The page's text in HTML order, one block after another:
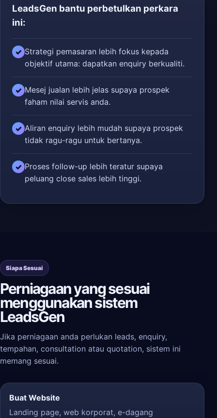
LeadsGen bantu perbetulkan perkara
ini:
✓ Strategi pemasaran lebih fokus kepada
objektif utama: dapatkan enquiry berkualiti.
✓ Mesej jualan lebih jelas supaya prospek
faham nilai servis anda.
✓ Aliran enquiry lebih mudah supaya prospek
tidak ragu-ragu untuk bertanya.
✓ Proses follow-up lebih teratur supaya
peluang close sales lebih tinggi.
Siapa Sesuai
Perniagaan yang sesuai
menggunakan sistem
LeadsGen
Jika perniagaan anda perlukan leads, enquiry,
tempahan, consultation atau quotation, sistem ini
memang sesuai.
Buat Website
Landing page, web korporat, e-dagang